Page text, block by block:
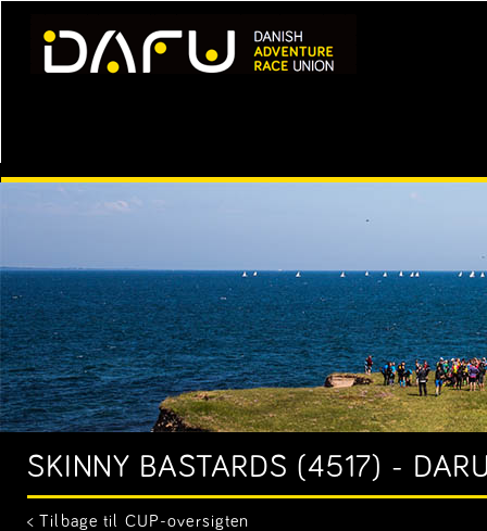
SKINNY BASTARDS (4517) -
< Tilbage til CUP-oversigten